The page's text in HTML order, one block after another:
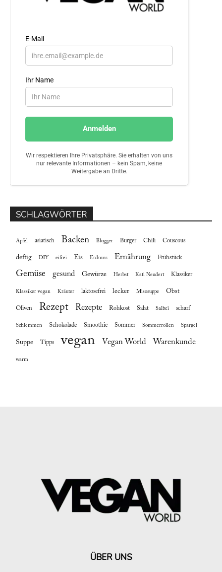
SCHLAGWÖRTER
Apfel asiatisch Backen Blogger Burger Chili Couscous
deftig DIY eifrei Eis Erdnuss Ernährung Frühstück
Gemüse gesund Gewürze Herbst Kati Neudert Klassiker
Klassiker vegan Kräuter laktosefrei lecker Misosuppe Obst
Oliven Rezept Rezepte Rohkost Salat Salbei scharf
Schlemmen Schokolade Smoothie Sommer Sommerrollen Spargel
Suppe Tipps vegan Vegan World Warenkunde
warm
ÜBER UNS